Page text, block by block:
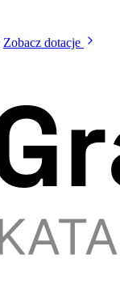
Zobacz dotacje